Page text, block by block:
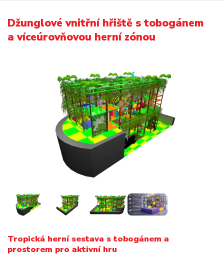
Džunglové vnitřní hřiště s tobogánem
a víceúrovňovou herní zónou
Tropická herní sestava s tobogánem a
prostorem pro aktivní hru